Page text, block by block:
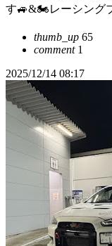
す🚙&🏍️レーシング
thumb_up 65
comment1
2025/12/14 08:17